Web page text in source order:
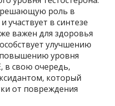
решающую роль в
участвует в синтезе
важен для здоровья
улучшению
уровня
в свою очередь,
который
от повреждения